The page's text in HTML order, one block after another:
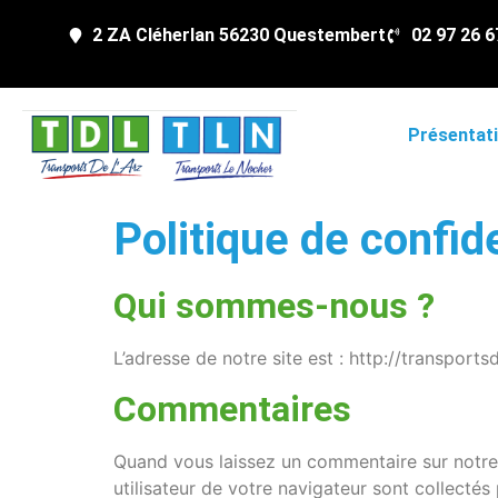
2 ZA Cléherlan 56230 Questembert 02 97 26
Politique de
Qui sommes-nous ?
L’adresse de notre site est : http://
Commentaires
Quand vous laissez un commentaire sur
utilisateur de votre navigateur sont